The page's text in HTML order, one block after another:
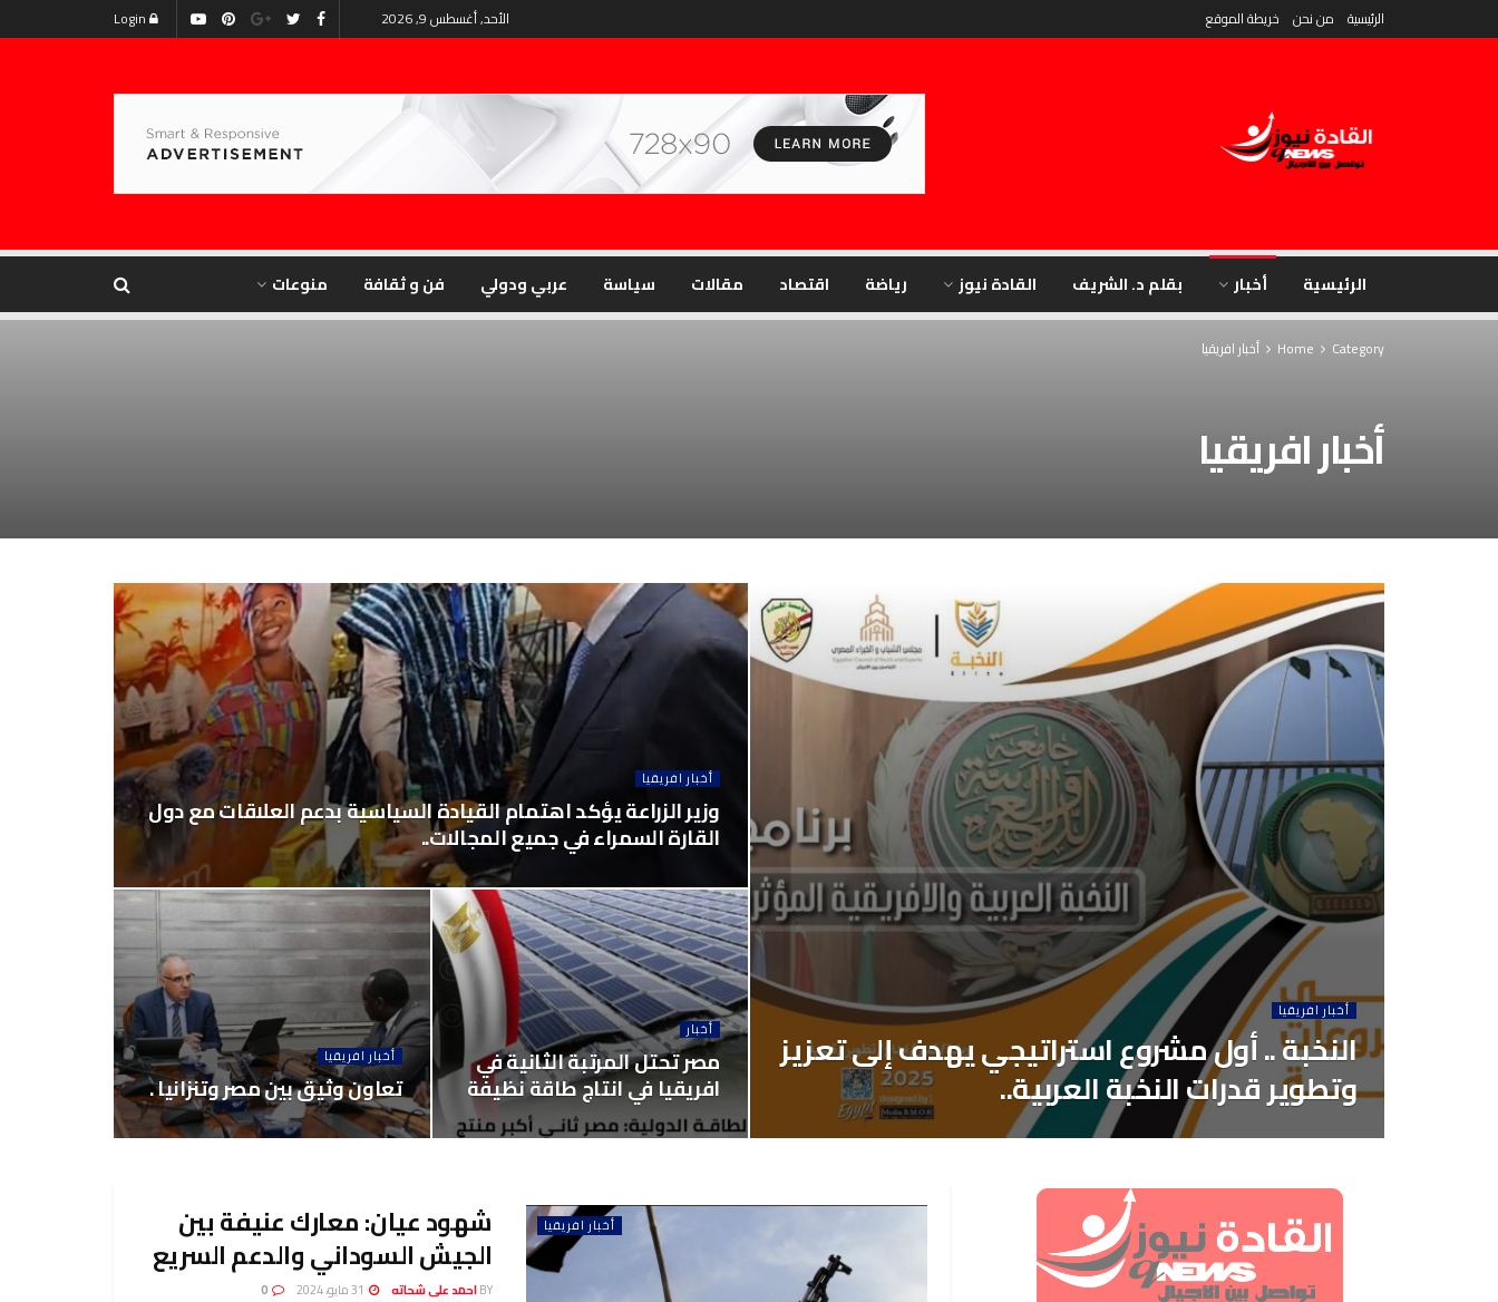
الرئيسية من نحن خريطة الموقع الأحد, أغسطس 9, 2026
الرئيسية أخبار بقلم د. الشريف القادة نيوز رياضة اقتصاد مقالات سياسة عربي ودولي فن و ثقافة منوعات
Home Category أخبار افريقيا
أخبار افريقيا
أخبار افريقيا
النخبة .. أول مشروع استراتيجي يهدف إلى تعزيز
وتطوير قدرات النخبة العربية..
أخبار افريقيا
وزير الزراعة يؤكد اهتمام القيادة السياسية بدعم العلاقات مع دول
القارة السمراء في جميع المجالات..
أخبار
مصر تحتل المرتبة الثانية في
افريقيا في انتاج طاقة نظيفة
أخبار افريقيا
تعاون وثيق بين مصر وتنزانيا .
أخبار افريقيا شهود عيان: معارك عنيفة بين
الجيش السوداني والدعم السريع
BYاحمد على شحاته